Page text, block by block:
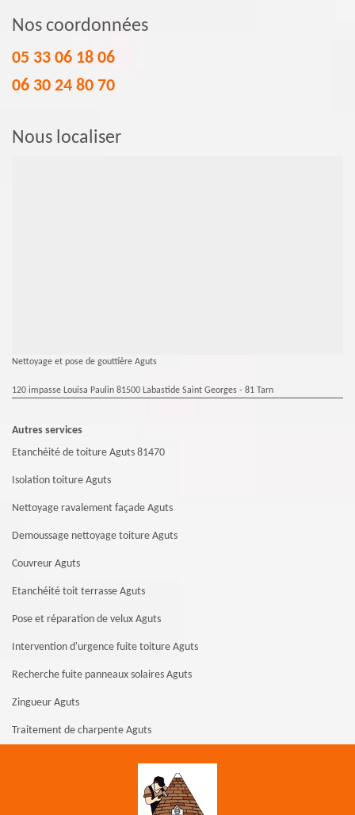
Nos coordonnées
05 33 06 18 06
06 30 24 80 70
Nous localiser
Nettoyage et pose de gouttière Aguts
120 impasse Louisa Paulin 81500 Labastide Saint Georges - 81 Tarn
Autres services
Etanchéité de toiture Aguts 81470
Isolation toiture Aguts
Nettoyage ravalement façade Aguts
Demoussage nettoyage toiture Aguts
Couvreur Aguts
Etanchéité toit terrasse Aguts
Pose et réparation de velux Aguts
Intervention d'urgence fuite toiture Aguts
Recherche fuite panneaux solaires Aguts
Zingueur Aguts
Traitement de charpente Aguts